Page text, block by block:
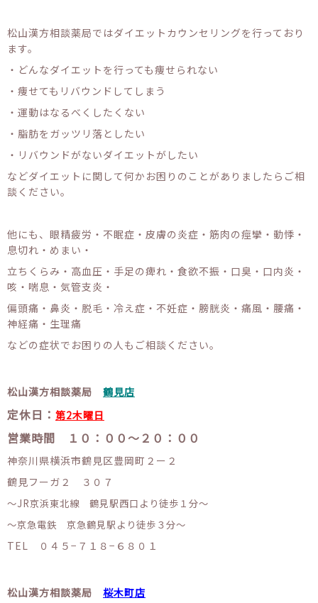
松山漢方相談薬局ではダイエットカウンセリングを行っており
ます。
・どんなダイエットを行っても痩せられない
・痩せてもリバウンドしてしまう
・運動はなるべくしたくない
・脂肪をガッツリ落としたい
・リバウンドがないダイエットがしたい
などダイエットに関して何かお困りのことがありましたらご相
談ください。
他にも、眼精疲労・不眠症・皮膚の炎症・筋肉の痙攣・動悸・
息切れ・めまい・
立ちくらみ・高血圧・手足の痺れ・食欲不振・口臭・口内炎・
咳・喘息・気管支炎・
偏頭痛・鼻炎・脱毛・冷え症・不妊症・膀胱炎・痛風・腰痛・
神経痛・生理痛
などの症状でお困りの人もご相談ください。
松山漢方相談薬局 鶴見店
定休日： 第2木曜日
営業時間 １０：００〜２０：００
神奈川県横浜市鶴見区豊岡町２ー２
鶴見フーガ２ ３０７
〜JR京浜東北線 鶴見駅西口より徒歩１分〜
〜京急電鉄 京急鶴見駅より徒歩３分〜
TEL ０４５−７１８−６８０１
松山漢方相談薬局 桜木町店